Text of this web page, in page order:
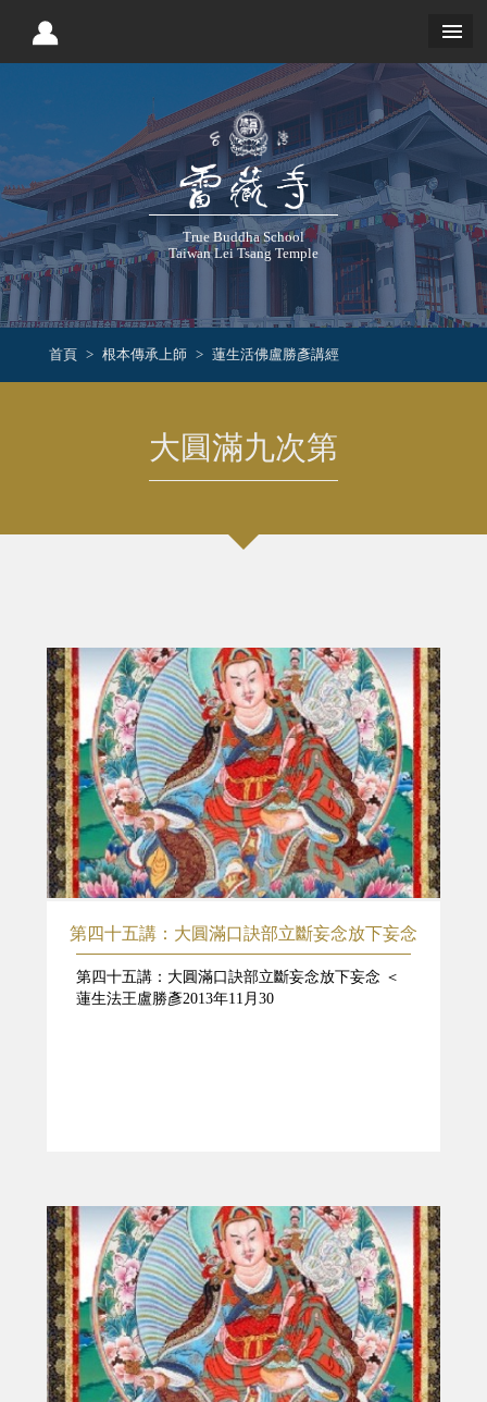
True Buddha School
Taiwan Lei Tsang Temple
首頁 根本傳承上師 蓮生活佛盧勝彥講經
大圓滿九次第
第四十五講：大圓滿口訣部立斷妄念放下妄念
第四十五講：大圓滿口訣部立斷妄念放下妄念 ＜
蓮生法王盧勝彥2013年11月30